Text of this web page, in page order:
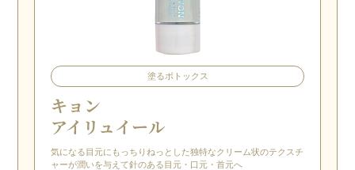
塗るボトックス
キョン
アイリュイール
気になる目元にもっちりねっとした独特なクリーム状のテクスチ
ャーが潤いを与えて針のある目元・口元・首元へ